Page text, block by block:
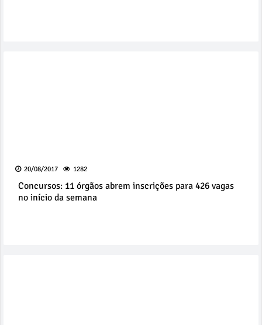
20/08/2017 1282
Concursos: 11 órgãos abrem inscrições para 426 vagas
no início da semana